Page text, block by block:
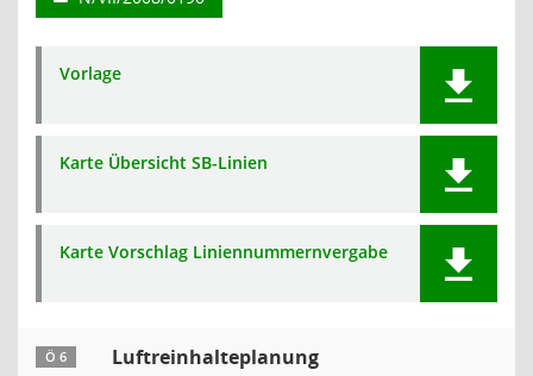
Vorlage
Karte Übersicht SB-Linien
Karte Vorschlag Liniennummernvergabe
Ö 6 Luftreinhalteplanung